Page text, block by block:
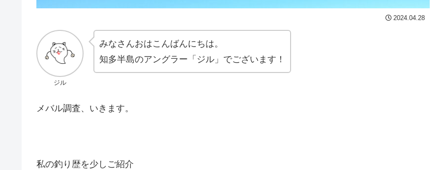
2024.04.28
ジル
みなさんおはこんばんにちは。
知多半島のアングラー「ジル」でございます！
メバル調査、いきます。
私の釣り歴を少しご紹介